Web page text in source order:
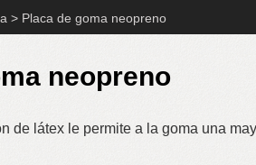
> Placa de goma neopreno
neopreno
de látex le permite a la goma una